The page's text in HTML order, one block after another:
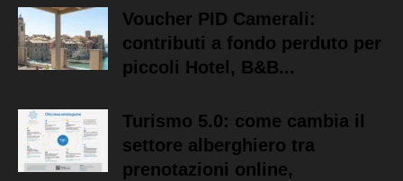
Voucher PID Camerali:
contributi a fondo perduto per
piccoli Hotel, B&B...
Turismo 5.0: come cambia il
settore alberghiero tra
prenotazioni online,